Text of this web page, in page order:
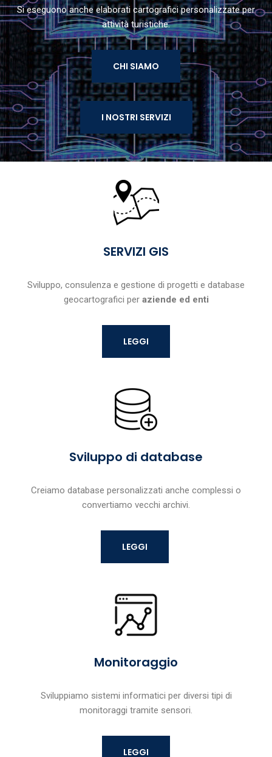
Si eseguono anche elaborati cartografici personalizzate per
attività turistiche.
CHI SIAMO
I NOSTRI SERVIZI
SERVIZI GIS
Sviluppo, consulenza e gestione di progetti e database
geocartografici per aziende ed enti
LEGGI
Sviluppo di database
Creiamo database personalizzati anche complessi o
convertiamo vecchi archivi.
LEGGI
Monitoraggio
Sviluppiamo sistemi informatici per diversi tipi di
monitoraggi tramite sensori.
LEGGI